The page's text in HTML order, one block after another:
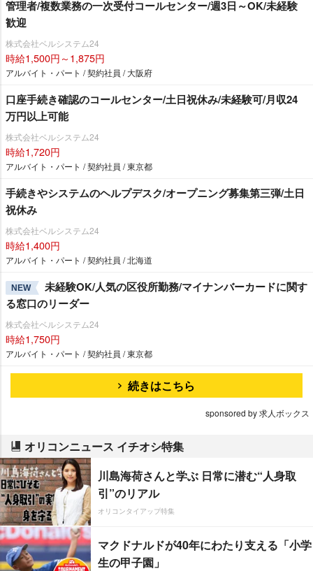
管理者/複数業務の一次受付コールセンター/週3日～OK/未経験
歓迎
株式会社ベルシステム24
時給1,500円～1,875円
アルバイト・パート / 契約社員 / 大阪府
口座手続き確認のコールセンター/土日祝休み/未経験可/月収24
万円以上可能
株式会社ベルシステム24
時給1,720円
アルバイト・パート / 契約社員 / 東京都
手続きやシステムのヘルプデスク/オープニング募集第三弾/土日
祝休み
株式会社ベルシステム24
時給1,400円
アルバイト・パート / 契約社員 / 北海道
NEW
未経験OK/人気の区役所勤務/マイナンバーカードに関す
る窓口のリーダー
株式会社ベルシステム24
時給1,750円
アルバイト・パート / 契約社員 / 東京都
続きはこちら
sponsored by 求人ボックス
オリコンニュース イチオシ特集
川島海荷さんと学ぶ 日常に潜む“人身取
引”のリアル
オリコンタイアップ特集
マクドナルドが40年にわたり支える「小学
生の甲子園」